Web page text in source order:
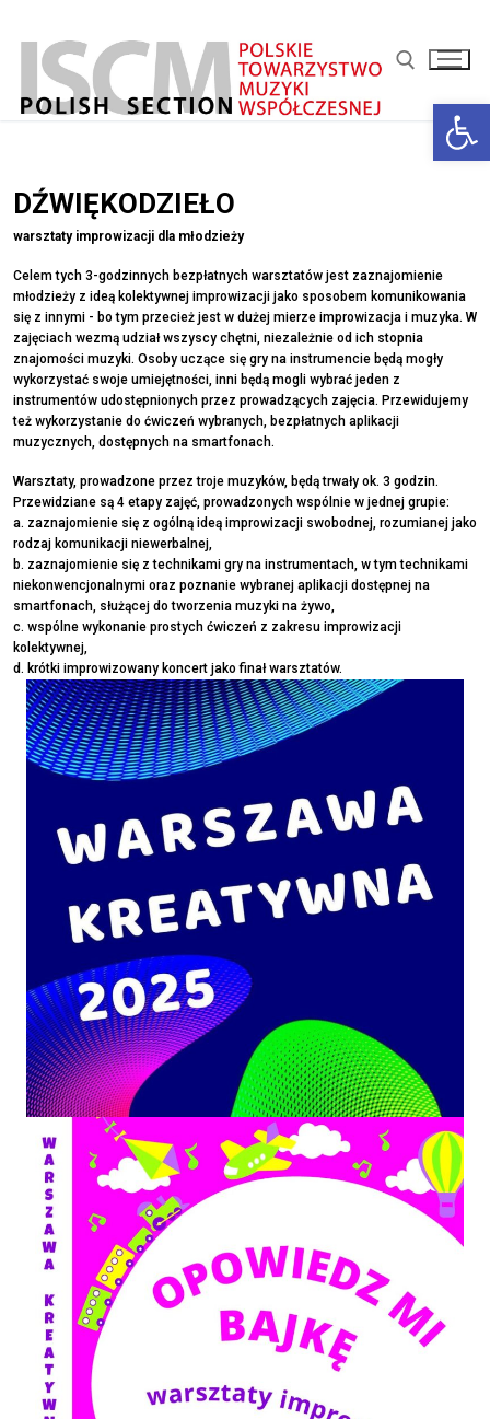
DŹWIĘKODZIEŁO
warsztaty improwizacji dla młodzieży
Celem tych 3-godzinnych bezpłatnych warsztatów jest zaznajomienie
młodzieży z ideą kolektywnej improwizacji jako sposobem komunikowania
się z innymi - bo tym przecież jest w dużej mierze improwizacja i muzyka. W
zajęciach wezmą udział wszyscy chętni, niezależnie od ich stopnia
znajomości muzyki. Osoby uczące się gry na instrumencie będą mogły
wykorzystać swoje umiejętności, inni będą mogli wybrać jeden z
instrumentów udostępnionych przez prowadzących zajęcia. Przewidujemy
też wykorzystanie do ćwiczeń wybranych, bezpłatnych aplikacji
muzycznych, dostępnych na smartfonach.
Warsztaty, prowadzone przez troje muzyków, będą trwały ok. 3 godzin.
Przewidziane są 4 etapy zajęć, prowadzonych wspólnie w jednej grupie:
a. zaznajomienie się z ogólną ideą improwizacji swobodnej, rozumianej jako
rodzaj komunikacji niewerbalnej,
b. zaznajomienie się z technikami gry na instrumentach, w tym technikami
niekonwencjonalnymi oraz poznanie wybranej aplikacji dostępnej na
smartfonach, służącej do tworzenia muzyki na żywo,
c. wspólne wykonanie prostych ćwiczeń z zakresu improwizacji
kolektywnej,
d. krótki improwizowany koncert jako finał warsztatów.